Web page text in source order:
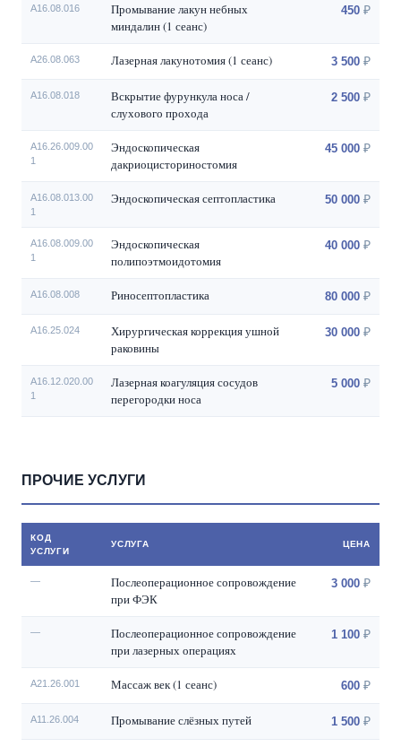
А16.08.016
Промывание лакун небных
миндалин (1 сеанс)
450
А26.08.063 Лазерная лакунотомия (1 сеанс) 3 500
А16.08.018
Вскрытие фурункула носа /
слухового прохода
2 500
А16.26.009.00
1
Эндоскопическая
дакриоцисториностомия
45 000
А16.08.013.00
1
Эндоскопическая септопластика 50 000
А16.08.009.00
1
Эндоскопическая
полипоэтмоидотомия
40 000
А16.08.008 Риносептопластика 80 000
А16.25.024
Хирургическая коррекция ушной
раковины
30 000
А16.12.020.00
1
Лазерная коагуляция сосудов
перегородки носа
5 000
ПРОЧИЕ УСЛУГИ
КОД
УСЛУГИ
УСЛУГА ЦЕНА
—
Послеоперационное сопровождение
при ФЭК
3 000
—
Послеоперационное сопровождение
при лазерных операциях
1 100
A21.26.001 Массаж век (1 сеанс) 600
A11.26.004 Промывание слёзных путей 1 500